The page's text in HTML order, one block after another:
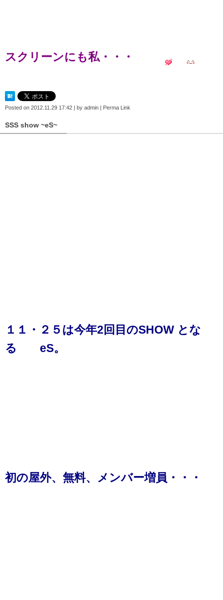
スクリーンにも私・・・
Posted on 2012.11.29 17:42 by admin Perma Link
SSS show ~eS~
１１・２５は今年2回目のSHOW とな
る eS。
初の屋外、無料、メンバー増員・・・